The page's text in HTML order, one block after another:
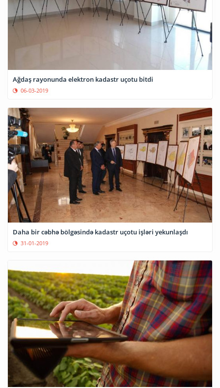
Ağdaş rayonunda elektron kadastr uçotu bitdi
06-03-2019
Daha bir cəbhə bölgəsində kadastr uçotu işləri yekunlaşdı
31-01-2019